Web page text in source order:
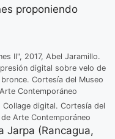
proponiendo
II", 2017, Abel Jaramillo.
digital sobre velo de
Cortesía del Museo
Contemporáneo
Collage digital. Cortesía del
Arte Contemporáneo
Jarpa (Rancagua,